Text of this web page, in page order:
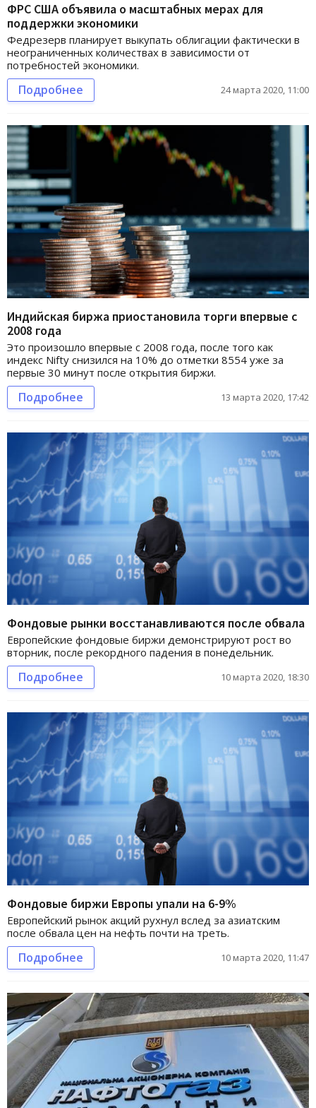
ФРС США объявила о масштабных мерах для
поддержки экономики
Федрезерв планирует выкупать облигации фактически в
неограниченных количествах в зависимости от
потребностей экономики.
Подробнее 24 марта 2020, 11:00
Индийская биржа приостановила торги впервые с
2008 года
Это произошло впервые с 2008 года, после того как
индекс Nifty снизился на 10% до отметки 8554 уже за
первые 30 минут после открытия биржи.
Подробнее 13 марта 2020, 17:42
Фондовые рынки восстанавливаются после обвала
Европейские фондовые биржи демонстрируют рост во
вторник, после рекордного падения в понедельник.
Подробнее 10 марта 2020, 18:30
Фондовые биржи Европы упали на 6-9%
Европейский рынок акций рухнул вслед за азиатским
после обвала цен на нефть почти на треть.
Подробнее 10 марта 2020, 11:47